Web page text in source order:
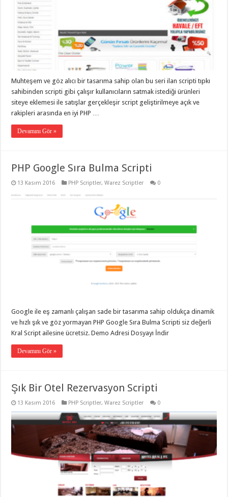
Muhteşem ve göz alıcı bir tasarıma sahip olan bu seri ilan scripti tıpkı
sahibinden scripti gibi çalışır kullanıcıların satmak istediği ürünleri
siteye eklemesi ile satışlar gerçekleşir script geliştirilmeye açık ve
rakipleri arasında en iyi PHP …
Devamını Gör »
PHP Google Sıra Bulma Scripti
13 Kasım 2016 PHP Scriptler,Warez Scriptler 0
Google ile eş zamanlı çalışan sade bir tasarıma sahip oldukça dinamik
ve hızlı şık ve göz yormayan PHP Google Sıra Bulma Scripti siz değerli
Kral Script ailesine ücretsiz. Demo Adresi Dosyayı İndir
Devamını Gör »
Şık Bir Otel Rezervasyon Scripti
13 Kasım 2016 PHP Scriptler,Warez Scriptler 0